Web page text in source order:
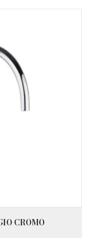
CROMO